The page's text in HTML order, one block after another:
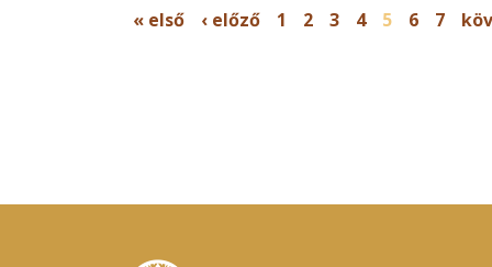
« első ‹ előző 1 2 3 4 5 6 7